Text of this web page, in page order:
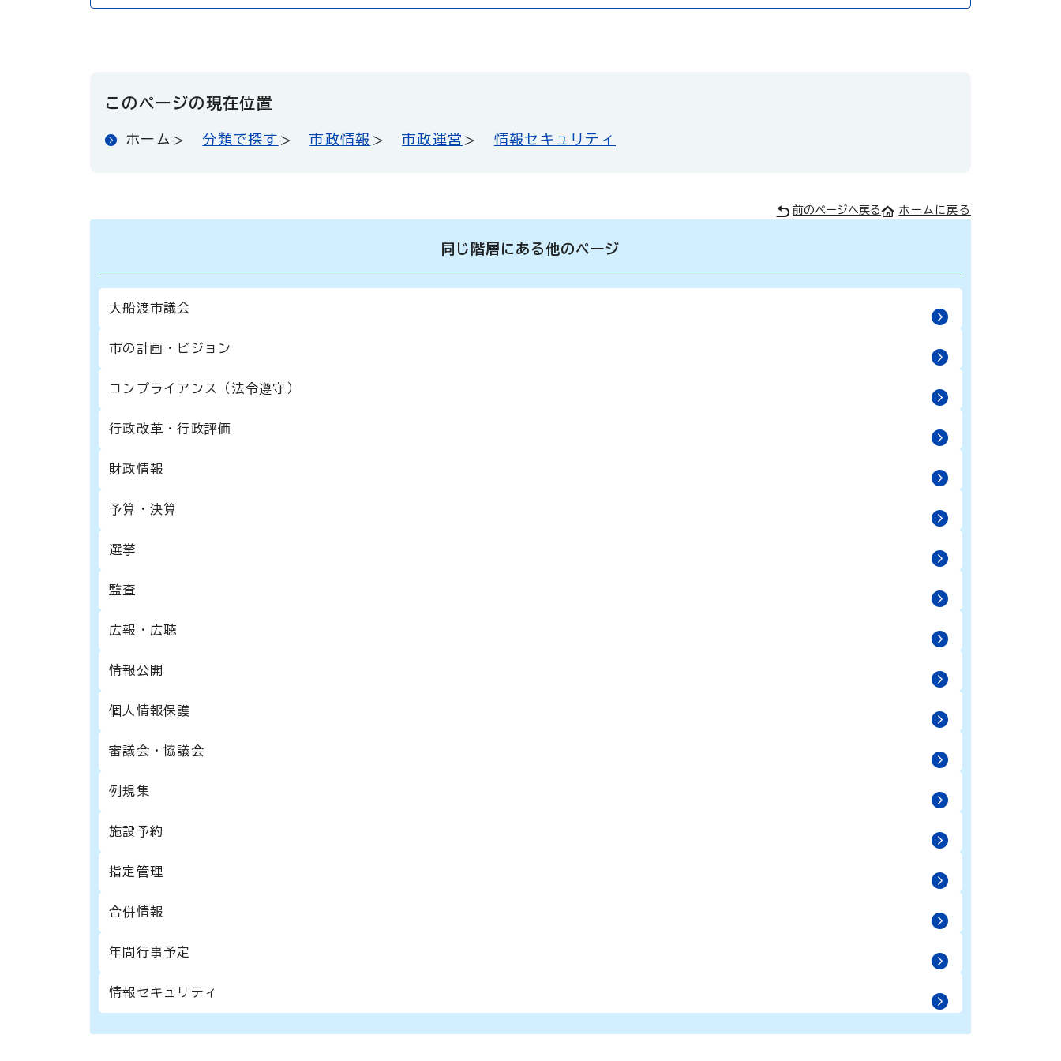
このページの現在位置
ホーム 分類で探す 市政情報 市政運営 情報セキュリティ
前のページへ戻る ホームに戻る
同じ階層にある他のページ
大船渡市議会
市の計画・ビジョン
コンプライアンス（法令遵守）
行政改革・行政評価
財政情報
予算・決算
選挙
監査
広報・広聴
情報公開
個人情報保護
審議会・協議会
例規集
施設予約
指定管理
合併情報
年間行事予定
情報セキュリティ